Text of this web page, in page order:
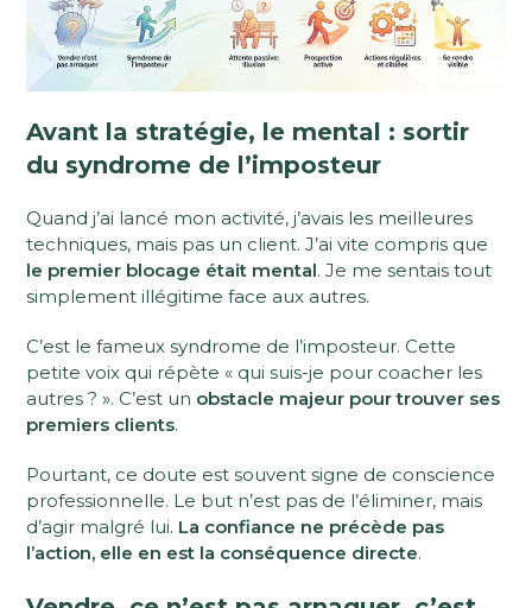
Avant la stratégie, le mental : sortir
du syndrome de l’imposteur
Quand j’ai lancé mon activité, j’avais les meilleures
techniques, mais pas un client. J’ai vite compris que
le premier blocage était mental. Je me sentais tout
simplement illégitime face aux autres.
C’est le fameux syndrome de l’imposteur. Cette
petite voix qui répète « qui suis-je pour coacher les
autres ? ». C’est un obstacle majeur pour trouver ses
premiers clients.
Pourtant, ce doute est souvent signe de conscience
professionnelle. Le but n’est pas de l’éliminer, mais
d’agir malgré lui. La confiance ne précède pas
l’action, elle en est la conséquence directe.